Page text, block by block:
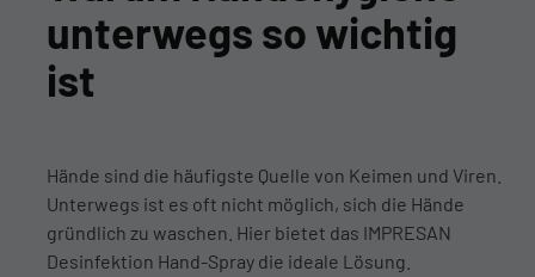
unterwegs so wichtig
ist
Hände sind die häufigste Quelle von Keimen und Viren.
Unterwegs ist es oft nicht möglich, sich die Hände
gründlich zu waschen. Hier bietet das IMPRESAN
Desinfektion Hand-Spray die ideale Lösung.